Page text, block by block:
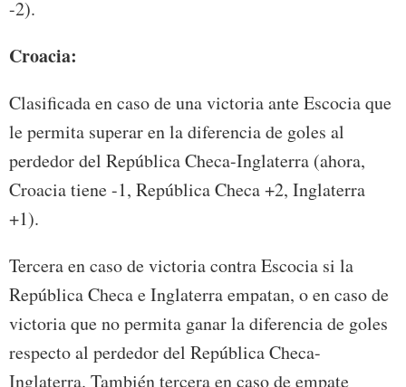
-2).
Croacia:
Clasificada en caso de una victoria ante Escocia que
le permita superar en la diferencia de goles al
perdedor del República Checa-Inglaterra (ahora,
Croacia tiene -1, República Checa +2, Inglaterra
+1).
Tercera en caso de victoria contra Escocia si la
República Checa e Inglaterra empatan, o en caso de
victoria que no permita ganar la diferencia de goles
respecto al perdedor del República Checa-
Inglaterra. También tercera en caso de empate